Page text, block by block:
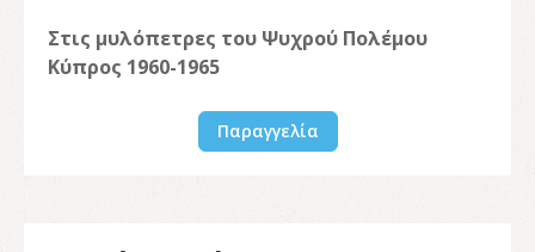
Στις μυλόπετρες του Ψυχρού Πολέμου
Κύπρος 1960-1965
Παραγγελία